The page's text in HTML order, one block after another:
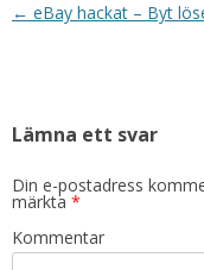
Inläggsnavigering
← eBay hackat – Byt
Lämna ett svar
Din e-postadress
märkta *
Kommentar